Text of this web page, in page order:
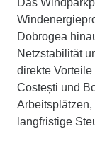
Dobrogea
Netzstabilität
direkte
Costești und
Arbeitsplätzen,
langfristige